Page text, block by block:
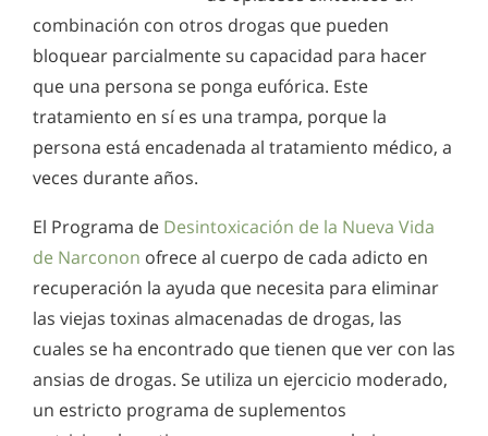
combinación con otros drogas que pueden
bloquear parcialmente su capacidad para hacer
que una persona se ponga eufórica. Este
tratamiento en sí es una trampa, porque la
persona está encadenada al tratamiento médico, a
veces durante años.
El Programa de Desintoxicación de la Nueva Vida
de Narconon ofrece al cuerpo de cada adicto en
recuperación la ayuda que necesita para eliminar
las viejas toxinas almacenadas de drogas, las
cuales se ha encontrado que tienen que ver con las
ansias de drogas. Se utiliza un ejercicio moderado,
un estricto programa de suplementos